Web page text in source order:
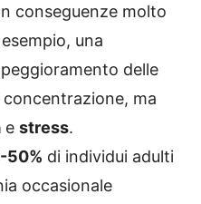
conseguenze molto
una
delle
ma
e stress.
50% di individui adulti
occasionale